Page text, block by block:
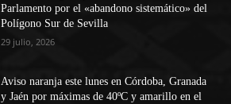
Parlamento por el «abandono sistemático» del
Polígono Sur de Sevilla
29 julio, 2026
Aviso naranja este lunes en Córdoba, Granada
y Jaén por máximas de 40ºC y amarillo en el